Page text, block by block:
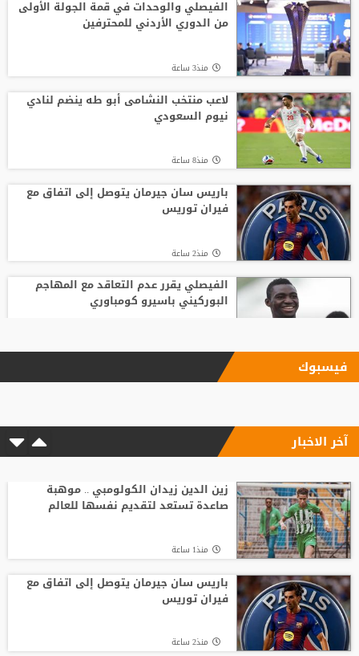
الفيصلي والوحدات في قمة الجولة الأولى
من الدوري الأردني للمحترفين
منذ3 ساعة
لاعب منتخب النشامى أبو طه ينضم لنادي
نيوم السعودي
منذ8 ساعة
باريس سان جيرمان يتوصل إلى اتفاق مع
فيران توريس
منذ2 ساعة
الفيصلي يقرر عدم التعاقد مع المهاجم
البوركيني باسيرو كومباوري
ليفربول يحسم صفقة أراخو لاعب برشلونة
مأساة وفاة لاعب شاب
انطلاق منافسات بطولة الحسن الدولية
العاشرة للتايكواندو
فيسبوك
آخر الاخبار
زين الدين زيدان الكولومبي .. موهبة
صاعدة تستعد لتقديم نفسها للعالم
منذ1 ساعة
باريس سان جيرمان يتوصل إلى اتفاق مع
فيران توريس
منذ2 ساعة